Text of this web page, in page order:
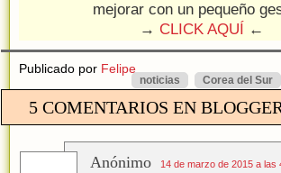
mejorar con un pequeño
→ CLICK AQUÍ ←
Publicado por Felipe
Corea del Sur
noticias
5 COMENTARIOS EN
Anónimo 14 de marzo de 2015 a las